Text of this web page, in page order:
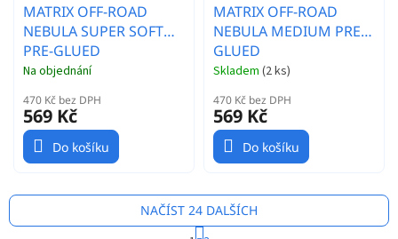
MATRIX OFF-ROAD
NEBULA SUPER SOFT
PRE-GLUED
Na objednání
470 Kč bez DPH
569 Kč
Do košíku
MATRIX OFF-ROAD
NEBULA MEDIUM PRE-
GLUED
Skladem (2 ks)
470 Kč bez DPH
569 Kč
Do košíku
NAČÍST 24 DALŠÍCH
S